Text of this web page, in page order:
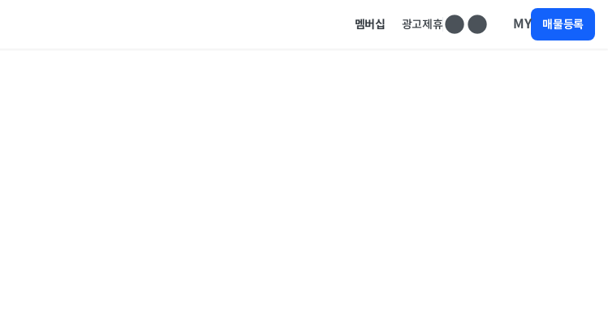
멤버십 광고제휴 MY 매물등록